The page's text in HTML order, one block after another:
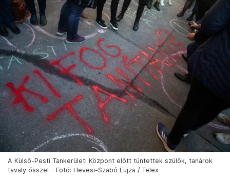
A Külső-Pesti Tankerületi Központ előtt tüntettek szülők, tanárok
tavaly ősszel – Fotó: Hevesi-Szabó Lujza / Telex